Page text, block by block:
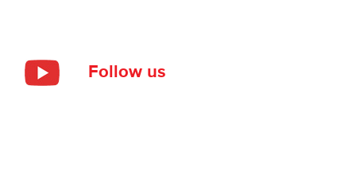
Follow us